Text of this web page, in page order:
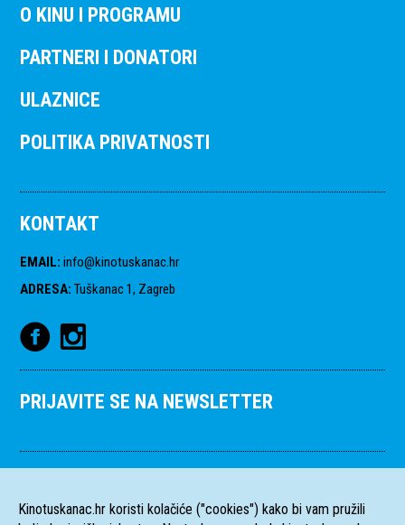
O KINU I PROGRAMU
PARTNERI I DONATORI
ULAZNICE
POLITIKA PRIVATNOSTI
KONTAKT
EMAIL: info@kinotuskanac.hr
ADRESA: Tuškanac 1, Zagreb
PRIJAVITE SE NA NEWSLETTER
Kinotuskanac.hr koristi kolačiće ("cookies") kako bi vam pružili